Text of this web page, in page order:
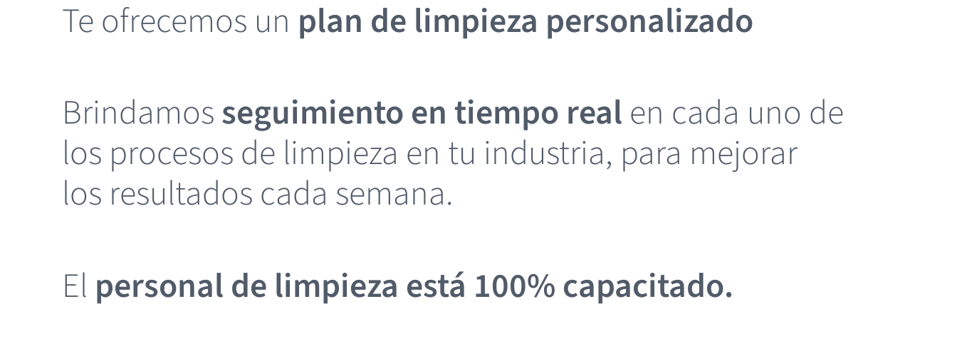
Te ofrecemos un plan de limpieza personalizado
Brindamosseguimiento en tiempo realen cada uno de
los procesos de limpieza en tu industria, para mejorar
los resultados cada semana.
El personal de limpieza está 100% capacitado.